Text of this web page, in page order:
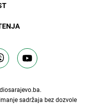
.
sadržaja bez dozvole